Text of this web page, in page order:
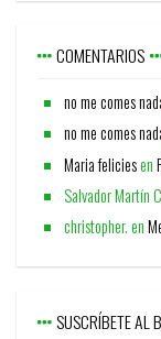
COMENTARIOS
no me comes
no me comes
Maria feliciesen
Salvador Martín
christopher.en
SUSCRÍBETE AL